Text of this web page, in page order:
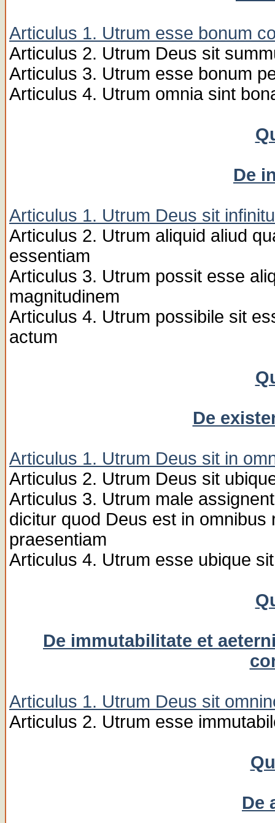
Articulus 1. Utrum esse bonum
Articulus 2. Utrum Deus sit
Articulus 3. Utrum esse bonum
Articulus 4. Utrum omnia sint
De
Articulus 1. Utrum Deus sit
Articulus 2. Utrum aliquid aliud
essentiam
Articulus 3. Utrum possit esse
magnitudinem
Articulus 4. Utrum possibile sit
actum
De
Articulus 1. Utrum Deus sit in
Articulus 2. Utrum Deus sit
Articulus 3. Utrum male
dicitur quod Deus est in
praesentiam
Articulus 4. Utrum esse ubique
De immutabilitate et
Articulus 1. Utrum Deus sit
Articulus 2. Utrum esse
De